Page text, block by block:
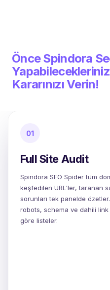
Önce Spindora
Kararınızı Verin!
01
Full Site Audit
Spindora SEO Spider tüm
keşfedilen URL'ler, taranan
sorunları tek panelde
robots, schema ve dahili link
göre listeler.